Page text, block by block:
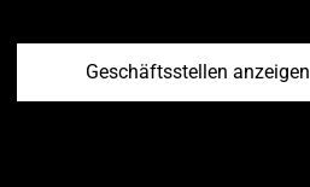
Geschäftsstellen anzeigen